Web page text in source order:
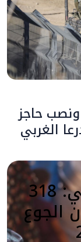
حاجز
الغربي
برنامج الأغذية العالمي: 318
الجوع